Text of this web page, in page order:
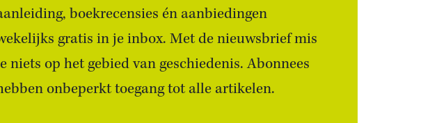
boekrecensies én aanbiedingen
gratis in je inbox. Met de nieuwsbrief mis
niets op het gebied van geschiedenis. Abonnees
onbeperkt toegang tot alle artikelen.